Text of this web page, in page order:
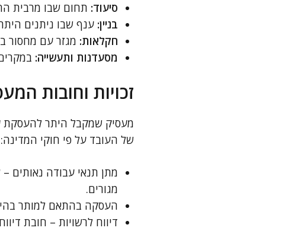
סיעוד: תחום שבו מרבית
בניין: ענף שבו ניתנים
חקלאות: מגזר עם מחסור
מסעדנות ותעשייה:
זכויות וחובות
מעסיק שמקבל היתר להעסקת
של העובד על פי חוקי המדינה:
מתן תנאי עבודה נאותים –
מגורים.
העסקה בהתאם למותר
דיווח לרשויות – חובת